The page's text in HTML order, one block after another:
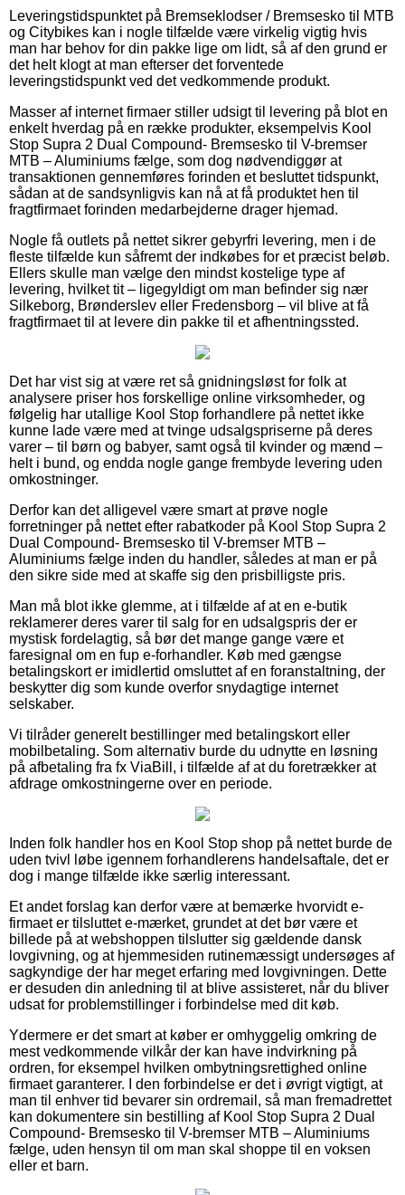
Leveringstidspunktet på Bremseklodser / Bremsesko til MTB
og Citybikes kan i nogle tilfælde være virkelig vigtig hvis
man har behov for din pakke lige om lidt, så af den grund er
det helt klogt at man efterser det forventede
leveringstidspunkt ved det vedkommende produkt.
Masser af internet firmaer stiller udsigt til levering på blot en
enkelt hverdag på en række produkter, eksempelvis Kool
Stop Supra 2 Dual Compound- Bremsesko til V-bremser
MTB – Aluminiums fælge, som dog nødvendiggør at
transaktionen gennemføres forinden et besluttet tidspunkt,
sådan at de sandsynligvis kan nå at få produktet hen til
fragtfirmaet forinden medarbejderne drager hjemad.
Nogle få outlets på nettet sikrer gebyrfri levering, men i de
fleste tilfælde kun såfremt der indkøbes for et præcist beløb.
Ellers skulle man vælge den mindst kostelige type af
levering, hvilket tit – ligegyldigt om man befinder sig nær
Silkeborg, Brønderslev eller Fredensborg – vil blive at få
fragtfirmaet til at levere din pakke til et afhentningssted.
Det har vist sig at være ret så gnidningsløst for folk at
analysere priser hos forskellige online virksomheder, og
følgelig har utallige Kool Stop forhandlere på nettet ikke
kunne lade være med at tvinge udsalgspriserne på deres
varer – til børn og babyer, samt også til kvinder og mænd –
helt i bund, og endda nogle gange frembyde levering uden
omkostninger.
Derfor kan det alligevel være smart at prøve nogle
forretninger på nettet efter rabatkoder på Kool Stop Supra 2
Dual Compound- Bremsesko til V-bremser MTB –
Aluminiums fælge inden du handler, således at man er på
den sikre side med at skaffe sig den prisbilligste pris.
Man må blot ikke glemme, at i tilfælde af at en e-butik
reklamerer deres varer til salg for en udsalgspris der er
mystisk fordelagtig, så bør det mange gange være et
faresignal om en fup e-forhandler. Køb med gængse
betalingskort er imidlertid omsluttet af en foranstaltning, der
beskytter dig som kunde overfor snydagtige internet
selskaber.
Vi tilråder generelt bestillinger med betalingskort eller
mobilbetaling. Som alternativ burde du udnytte en løsning
på afbetaling fra fx ViaBill, i tilfælde af at du foretrækker at
afdrage omkostningerne over en periode.
Inden folk handler hos en Kool Stop shop på nettet burde de
uden tvivl løbe igennem forhandlerens handelsaftale, det er
dog i mange tilfælde ikke særlig interessant.
Et andet forslag kan derfor være at bemærke hvorvidt e-
firmaet er tilsluttet e-mærket, grundet at det bør være et
billede på at webshoppen tilslutter sig gældende dansk
lovgivning, og at hjemmesiden rutinemæssigt undersøges af
sagkyndige der har meget erfaring med lovgivningen. Dette
er desuden din anledning til at blive assisteret, når du bliver
udsat for problemstillinger i forbindelse med dit køb.
Ydermere er det smart at køber er omhyggelig omkring de
mest vedkommende vilkår der kan have indvirkning på
ordren, for eksempel hvilken ombytningsrettighed online
firmaet garanterer. I den forbindelse er det i øvrigt vigtigt, at
man til enhver tid bevarer sin ordremail, så man fremadrettet
kan dokumentere sin bestilling af Kool Stop Supra 2 Dual
Compound- Bremsesko til V-bremser MTB – Aluminiums
fælge, uden hensyn til om man skal shoppe til en voksen
eller et barn.